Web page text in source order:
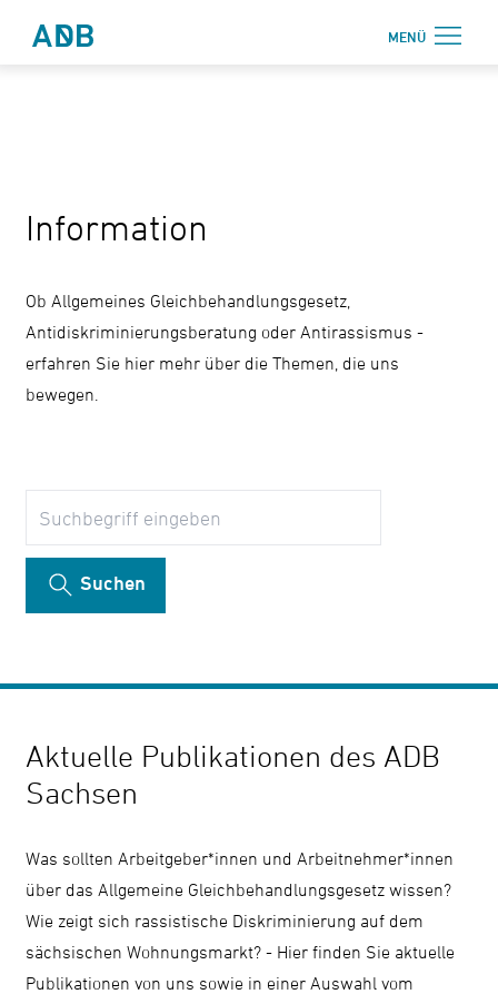
MENÜ
↗ Nadis
vergrößern
Leichte
Suche
Information
Ob Allgemeines Gleichbehandlungsgesetz,
Antidiskriminierungsberatung oder Antirassismus -
erfahren Sie hier mehr über die Themen, die uns
bewegen.
Suchen
Aktuelle Publikationen des ADB
Sachsen
Was sollten Arbeitgeber*innen und Arbeitnehmer*innen
über das Allgemeine Gleichbehandlungsgesetz wissen?
Wie zeigt sich rassistische Diskriminierung auf dem
sächsischen Wohnungsmarkt? - Hier finden Sie aktuelle
Publikationen von uns sowie in einer Auswahl vom